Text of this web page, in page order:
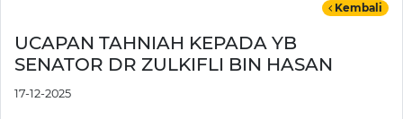
Kembali
UCAPAN TAHNIAH KEPADA YB
SENATOR DR ZULKIFLI BIN HASAN
17-12-2025